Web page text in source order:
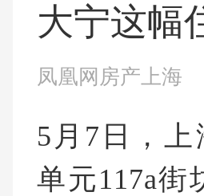
大宁这幅
凤凰网房产上海
5月7日，上
单元117a